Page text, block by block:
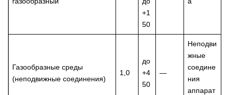
+1
50
Газообразные среды
(неподвижные соединения)
1,0
до
+4
50
—
Неподви
жные
соедине
ния
аппарат